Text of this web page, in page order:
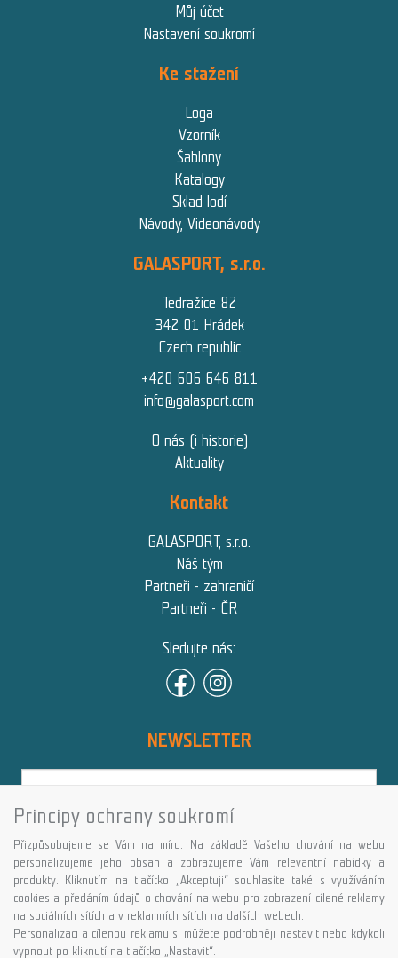
Můj účet
Nastavení soukromí
Ke stažení
Loga
Vzorník
Šablony
Katalogy
Sklad lodí
Návody, Videonávody
GALASPORT, s.r.o.
Tedražice 82
342 01 Hrádek
Czech republic
+420 606 646 811
info@galasport.com
O nás (i historie)
Aktuality
Kontakt
GALASPORT, s.r.o.
Náš tým
Partneři - zahraničí
Partneři - ČR
Sledujte nás:
NEWSLETTER
Přihlásit
Více informací o této službě
Copyright © GALASPORT, s.r.o. 2026,
powered by ABRA E-shop
Principy ochrany soukromí
Přizpůsobujeme se Vám na míru. Na základě Vašeho chování na webu
personalizujeme jeho obsah a zobrazujeme Vám relevantní nabídky a
produkty. Kliknutím na tlačítko „Akceptuji“ souhlasíte také s využíváním
cookies a předáním údajů o chování na webu pro zobrazení cílené reklamy
na sociálních sítích a v reklamních sítích na dalších webech.
Personalizaci a cílenou reklamu si můžete podrobněji nastavit nebo kdykoli
vypnout po kliknutí na tlačítko „Nastavit“.